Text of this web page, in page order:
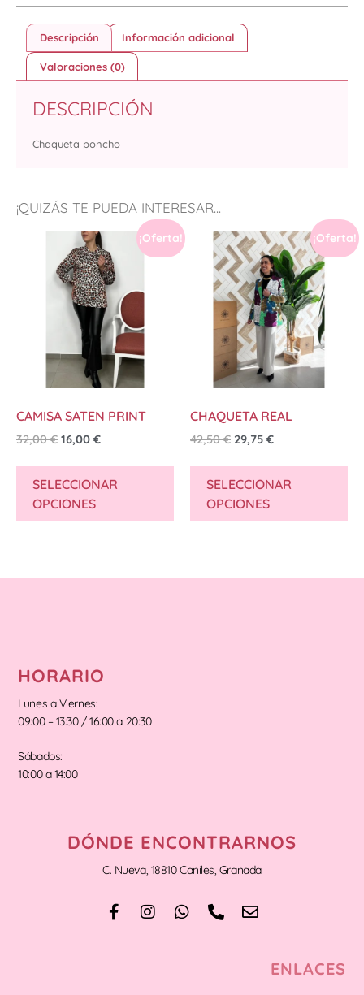
¡QUIZÁS TE PUEDA INTERESAR...
¡Oferta!
CAMISA SATEN PRINT
32,00€ 16,00 €
SELECCIONAR
OPCIONES
¡Oferta!
CHAQUETA REAL
42,50€ 29,75 €
SELECCIONAR
OPCIONES
Descripción Información adicional
Valoraciones (0)
DESCRIPCIÓN
Chaqueta poncho
HORARIO
Lunes a Viernes:
09:00 – 13:30 / 16:00 a 20:30
Sábados:
10:00 a 14:00
DÓNDE ENCONTRARNOS
C. Nueva, 18810 Caniles, Granada
ENLACES